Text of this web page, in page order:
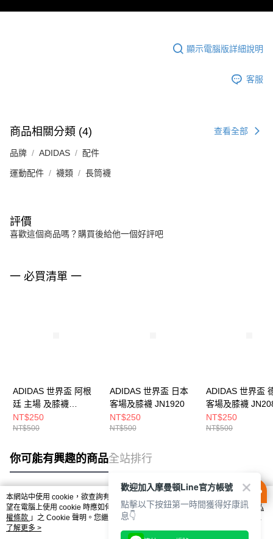
顯示電腦版詳細說明
客服
商品相關分類 (4) 查看全部
品牌 ADIDAS 配件
運動配件 襪類 長筒襪
評價
喜歡這個商品嗎？購買後給他一個好評吧
一 必買清單 一
ADIDAS 世界盃 阿根
廷 主場 及膝襪
JM8891
NT$250
NT$500
ADIDAS 世界盃 日本
客場及膝襪 JN1920
NT$250
NT$500
ADIDAS 世界盃
客場及膝襪
NT$250
NT$500
你可能有興趣的商品全站排行
熱門標籤
本網站中使用 cookie，欲查詢有關本網站使用 cookie 方式之詳情，及若您不希
望在電腦上使用 cookie 時應如何變更電腦的 cookie 設定，請參閱本網站「
隱私
權條款 」之 Cookie 聲明。您繼續使用本網站即表示您同意本公司得按本網站使
用條款之 Cookie 聲明使用 cookie。
了解更多 >
歡迎加入摩曼頓Line官方帳號
點擊以下按鈕第一時間獲得好康訊
息👇